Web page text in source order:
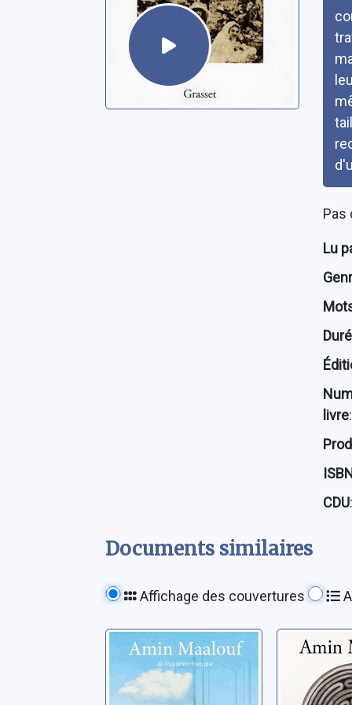
Pas
Lu
livre:
CDU:
Documents similaires
Affichage des couvertures
Nos frères
inattendus
Maalouf, Amin
Le
égarés: